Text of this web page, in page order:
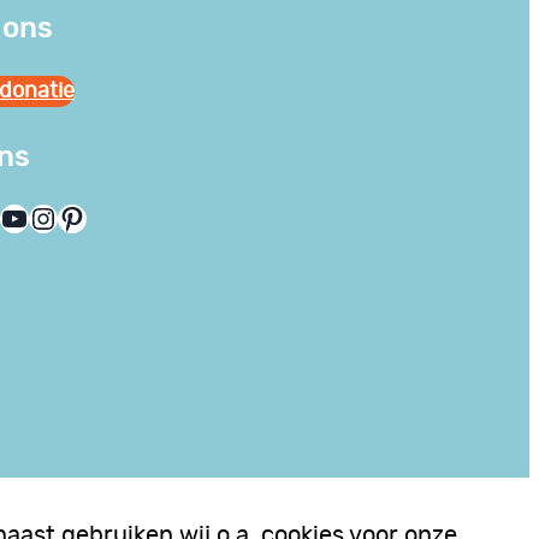
YouTube InstagramPinterest